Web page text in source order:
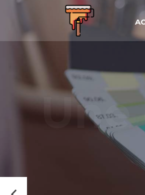
Une
Nous mettons notre